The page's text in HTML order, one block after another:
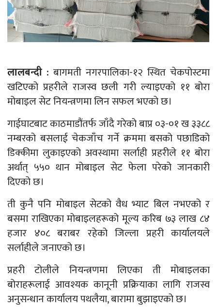
लालबन्दी : बागमती नगरपालिका-१२ स्थित चेकपोस्टमा
खटिएको प्रहरीले राजस्व छली गरी ल्याइएको ११ बोरा
मोबाइल सेट नियन्त्रणमा लिन सफल भएको छ।
गाईघाटबाट काठमाडौंतर्फ जाँदै गरेको बाप्र ०३-०१ ख ३३८८
नम्बरको बसलाई चेकजाँच गर्ने क्रममा बसको पछाडिको
डिक्कीमा लुकाइएको अवस्थामा सर्लाही प्रहरीले ११ बोरा
अर्थात् ५५० थान मोबाइल सेट फेला परेको जानकारी
दिएको छ।
ती कुनै पनि मोबाइल सेटको वैध भ्याट बिल नभएको र
बसमा राखिएका मोबाइलहरूको मूल्य करिब ७३ लाख ८४
हजार ४०८ बराबर रहेको जिल्ला प्रहरी कार्यालयले
सर्लाहीले जनाएको छ।
प्रहरी टोलीले नियन्त्रणमा लिएका ती मोबाइलका
बोराहरूलाई आवश्यक कानूनी प्रक्रियाका लागि राजस्व
अनुसन्धान कार्यालय पथलैया, बारामा बुझाइएको छ।